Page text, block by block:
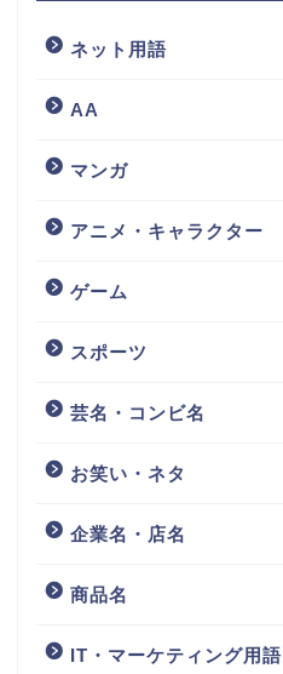
ネット用語
AA
マンガ
アニメ・キャラクター
ゲーム
スポーツ
芸名・コンビ名
お笑い・ネタ
企業名・店名
商品名
IT・マーケティング用語